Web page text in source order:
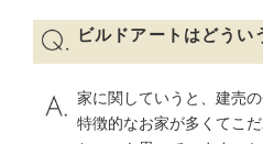
ビルドアートはどうい
家に関していうと、建売
特徴的なお家が多くてこ